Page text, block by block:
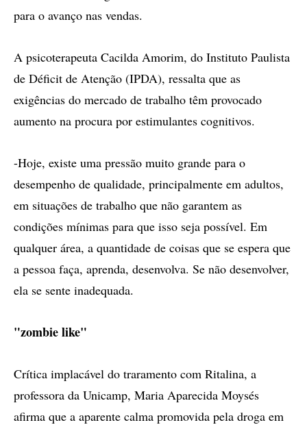
para o avanço nas vendas.
A psicoterapeuta Cacilda Amorim, do Instituto Paulista
de Déficit de Atenção (IPDA), ressalta que as
exigências do mercado de trabalho têm provocado
aumento na procura por estimulantes cognitivos.
-Hoje, existe uma pressão muito grande para o
desempenho de qualidade, principalmente em adultos,
em situações de trabalho que não garantem as
condições mínimas para que isso seja possível. Em
qualquer área, a quantidade de coisas que se espera que
a pessoa faça, aprenda, desenvolva. Se não desenvolver,
ela se sente inadequada.
"zombie like"
Crítica implacável do traramento com Ritalina, a
professora da Unicamp, Maria Aparecida Moysés
afirma que a aparente calma promovida pela droga em